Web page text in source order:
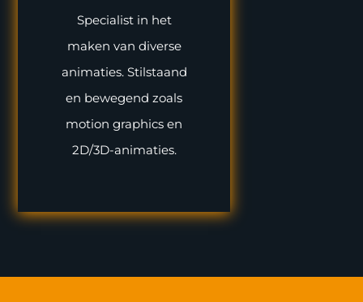
Specialist in het
maken van diverse
animaties. Stilstaand
en bewegend zoals
motion graphics en
2D/3D-animaties.